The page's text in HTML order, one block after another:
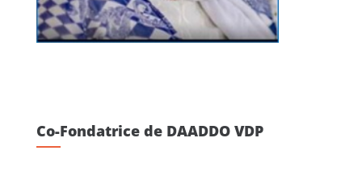
Co-Fondatrice de DAADDO VDP